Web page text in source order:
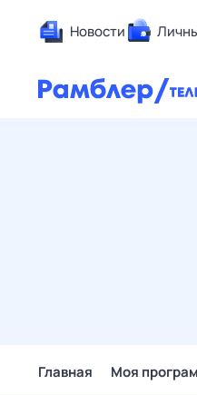
Новости
Главная Моя